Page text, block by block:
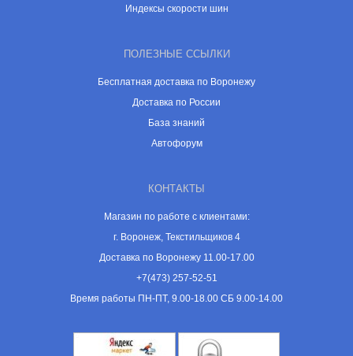
Индексы скорости шин
ПОЛЕЗНЫЕ ССЫЛКИ
Бесплатная доставка по Воронежу
Доставка по России
База знаний
Автофорум
КОНТАКТЫ
Магазин по работе с клиентами:
г. Воронеж, Текстильщиков 4
Доставка по Воронежу 11.00-17.00
+7(473) 257-52-51
Время работы ПН-ПТ, 9.00-18.00 СБ 9.00-14.00